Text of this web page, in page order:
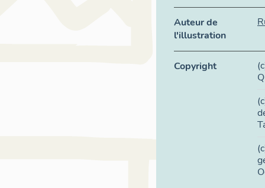
Auteur de
l'illustration
Copyright